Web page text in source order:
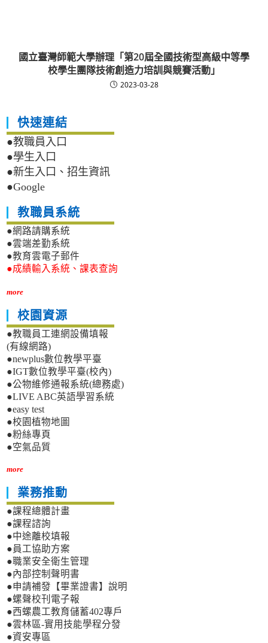
國立臺灣師範大學辦理「第20屆全國技術型高級中等學
校學生團隊技術創造力培訓與競賽活動」
2023-03-28
快速連結
●教職員入口
●學生入口
●新生入口、招生資訊
●Google
教職員系統
●網路請購系統
●雲端差勤系統
●教育雲電子郵件
●成績輸入系統、課表查詢
more
校園資源
●教職員工連網設備填報
(有線網路)
●newplus數位教學平臺
●IGT數位教學平臺(校內)
●公物維修通報系統(總務處)
●LIVE ABC英語學習系統
●easy test
●校園植物地圖
●粉絲專頁
●空氣品質
more
業務推動
●課程總體計畫
●課程諮詢
●中途離校填報
●員工協助方案
●職業安全衛生管理
●內部控制聲明書
●申請補發【畢業證書】說明
●螺聲校刊電子報
●西螺農工教育儲蓄402專戶
●雲林區-實用技能學程分發
●資安專區